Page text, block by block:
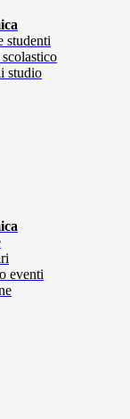
studenti
studio
eventi